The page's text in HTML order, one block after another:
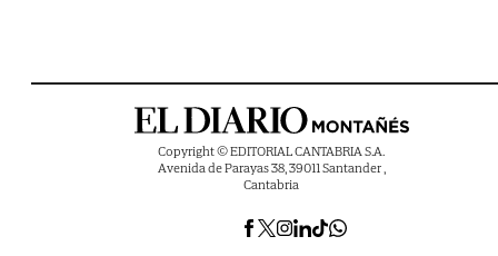
Copyright © EDITORIAL CANTABRIA S.A.
Avenida de Parayas 38, 39011 Santander ,
Cantabria